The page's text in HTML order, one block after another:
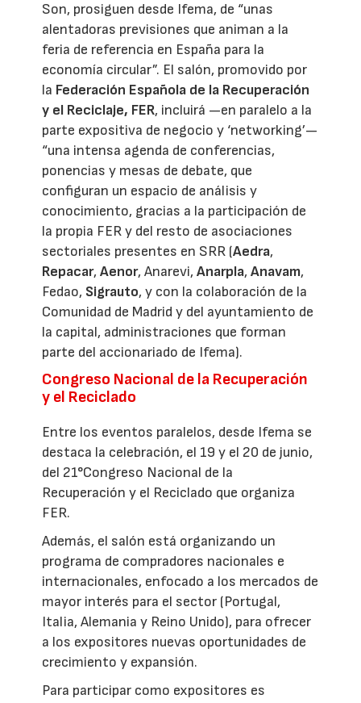
Son, prosiguen desde Ifema, de “unas
alentadoras previsiones que animan a la
feria de referencia en España para la
economía circular”. El salón, promovido por
la Federación Española de la Recuperación
y el Reciclaje, FER, incluirá —en paralelo a la
parte expositiva de negocio y ‘networking’—
“una intensa agenda de conferencias,
ponencias y mesas de debate, que
configuran un espacio de análisis y
conocimiento, gracias a la participación de
la propia FER y del resto de asociaciones
sectoriales presentes en SRR (Aedra,
Repacar,Aenor, Anarevi,Anarpla,Anavam,
Fedao, Sigrauto, y con la colaboración de la
Comunidad de Madrid y del ayuntamiento de
la capital, administraciones que forman
parte del accionariado de Ifema).
Congreso Nacional de la Recuperación
y el Reciclado
Entre los eventos paralelos, desde Ifema se
destaca la celebración, el 19 y el 20 de junio,
del 21°Congreso Nacional de la
Recuperación y el Reciclado que organiza
FER.
Además, el salón está organizando un
programa de compradores nacionales e
internacionales, enfocado a los mercados de
mayor interés para el sector (Portugal,
Italia, Alemania y Reino Unido), para ofrecer
a los expositores nuevas oportunidades de
crecimiento y expansión.
Para participar como expositores es